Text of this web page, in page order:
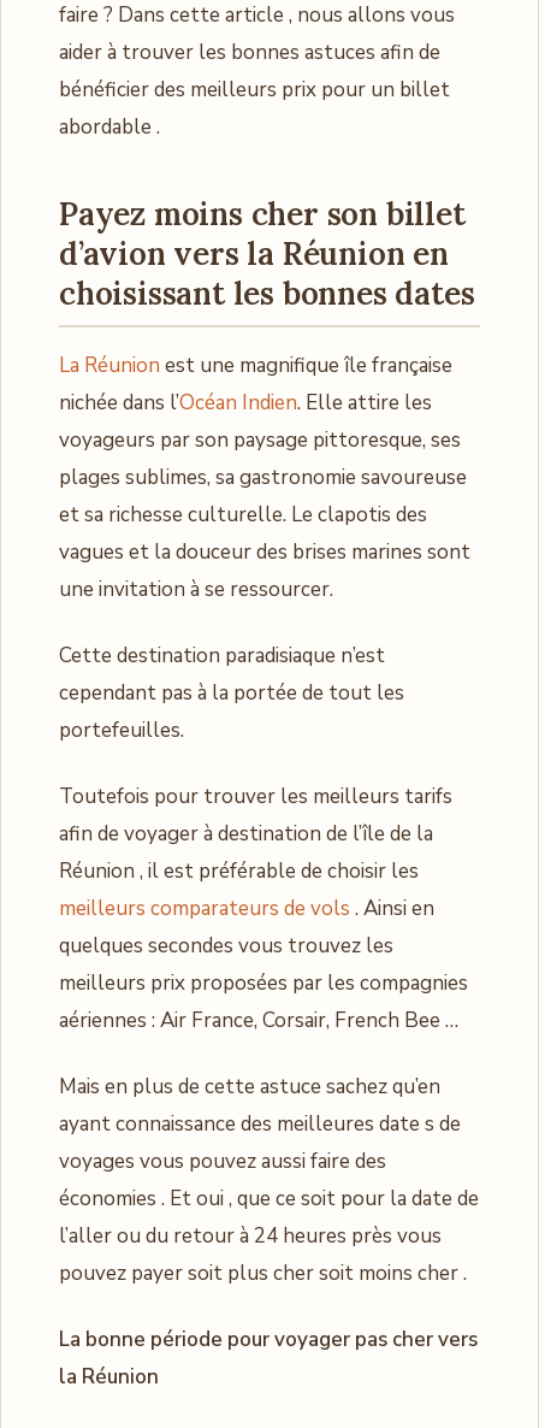
faire ? Dans cette article , nous allons vous
aider à trouver les bonnes astuces afin de
bénéficier des meilleurs prix pour un billet
abordable .
Payez moins cher son billet
d’avion vers la Réunion en
choisissant les bonnes dates
La Réunion est une magnifique île française
nichée dans l’Océan Indien. Elle attire les
voyageurs par son paysage pittoresque, ses
plages sublimes, sa gastronomie savoureuse
et sa richesse culturelle. Le clapotis des
vagues et la douceur des brises marines sont
une invitation à se ressourcer.
Cette destination paradisiaque n’est
cependant pas à la portée de tout les
portefeuilles.
Toutefois pour trouver les meilleurs tarifs
afin de voyager à destination de l’île de la
Réunion , il est préférable de choisir les
meilleurs comparateurs de vols . Ainsi en
quelques secondes vous trouvez les
meilleurs prix proposées par les compagnies
aériennes : Air France, Corsair, French Bee …
Mais en plus de cette astuce sachez qu’en
ayant connaissance des meilleures date s de
voyages vous pouvez aussi faire des
économies . Et oui , que ce soit pour la date de
l’aller ou du retour à 24 heures près vous
pouvez payer soit plus cher soit moins cher .
La bonne période pour voyager pas cher vers
la Réunion